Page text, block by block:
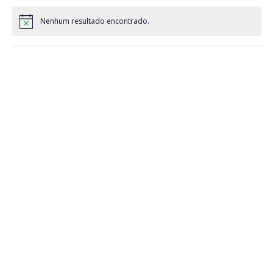
NoticeNenhum resultado encontrado.